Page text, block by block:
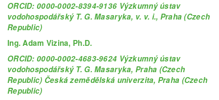
ORCID: 0000-0002-8394-9136 Výzkumný ústav
vodohospodářský T. G. Masaryka, v. v. i., Praha (Czech
Republic)
Ing. Adam Vizina, Ph.D.
ORCID: 0000-0002-4683-9624 Výzkumný ústav
vodohospodářský T. G. Masaryka, Praha (Czech
Republic) Česká zemědělská univerzita, Praha (Czech
Republic)